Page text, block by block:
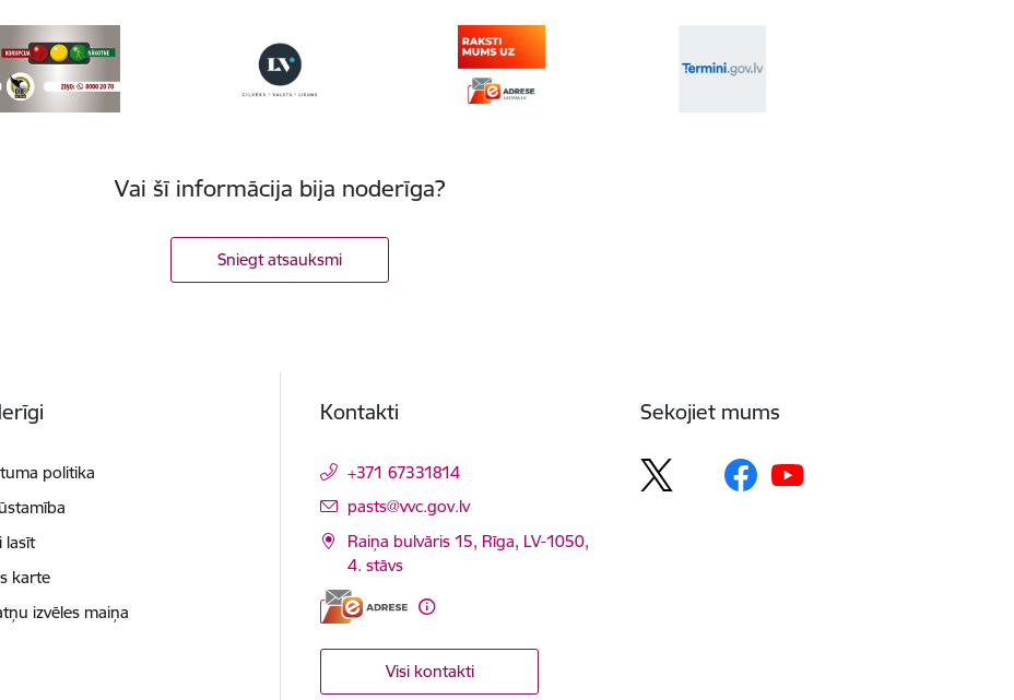
Vai šī informācija bija noderīga?
Sniegt atsauksmi
politika
lasīt
karte
izvēles maiņa
Kontakti
+371 67331814
E-pasts:
pasts@vvc.gov.lv
Raiņa bulvāris 15, Rīga, LV-1050,
4. stāvs
Visi kontakti
Sekojiet mums